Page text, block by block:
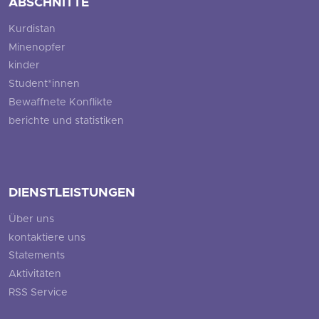
Kurdistan
Minenopfer
kinder
Student*innen
Bewaffnete Konflikte
berichte und statistiken
DIENSTLEISTUNGEN
Über uns
kontaktiere uns
Statements
Aktivitäten
RSS Service